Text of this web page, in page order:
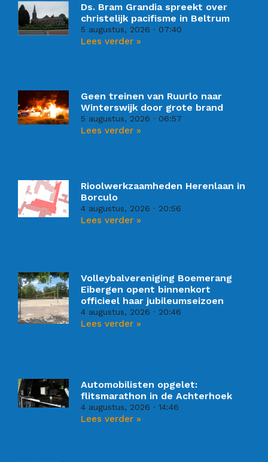
Ds. Bram Grandia spreekt over
christelijk pacifisme in Beltrum
5 augustus, 2026 07:40
Lees verder »
Geen treinen van Ruurlo naar
Winterswijk door grote brand
5 augustus, 2026 06:57
Lees verder »
Rioolwerkzaamheden Herenlaan in
Borculo
4 augustus, 2026 20:56
Lees verder »
Volleybalvereniging Boemerang
Eibergen opent binnenkort
officieel haar jubileumseizoen
4 augustus, 2026 20:46
Lees verder »
Automobilisten opgelet:
flitsmarathon in de Achterhoek
4 augustus, 2026 14:46
Lees verder »